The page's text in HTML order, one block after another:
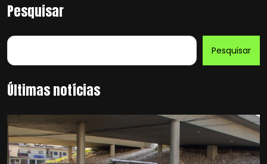
Pesquisar
Pesquisar
Últimas notícias